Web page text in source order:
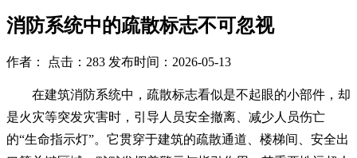
消防系统中的疏散标志不可忽视
作者： 点击：283 发布时间：2026-05-13
在建筑消防系统中，疏散标志看似是不起眼的小部件，却
是火灾等突发灾害时，引导人员安全撤离、减少人员伤亡
的“生命指示灯”。它贯穿于建筑的疏散通道、楼梯间、安全出